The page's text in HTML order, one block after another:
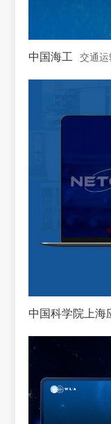
中国海工 交通
中国科学院上海